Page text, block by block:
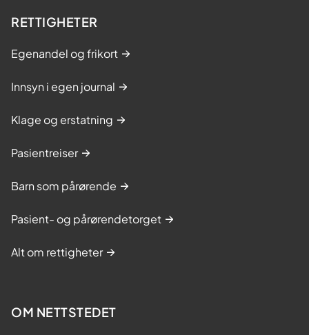
RETTIGHETER
Egenandel og frikort
Innsyn i egen journal
Klage og erstatning
Pasientreiser
Barn som pårørende
Pasient- og pårørendetorget
Alt om rettigheter
OM NETTSTEDET